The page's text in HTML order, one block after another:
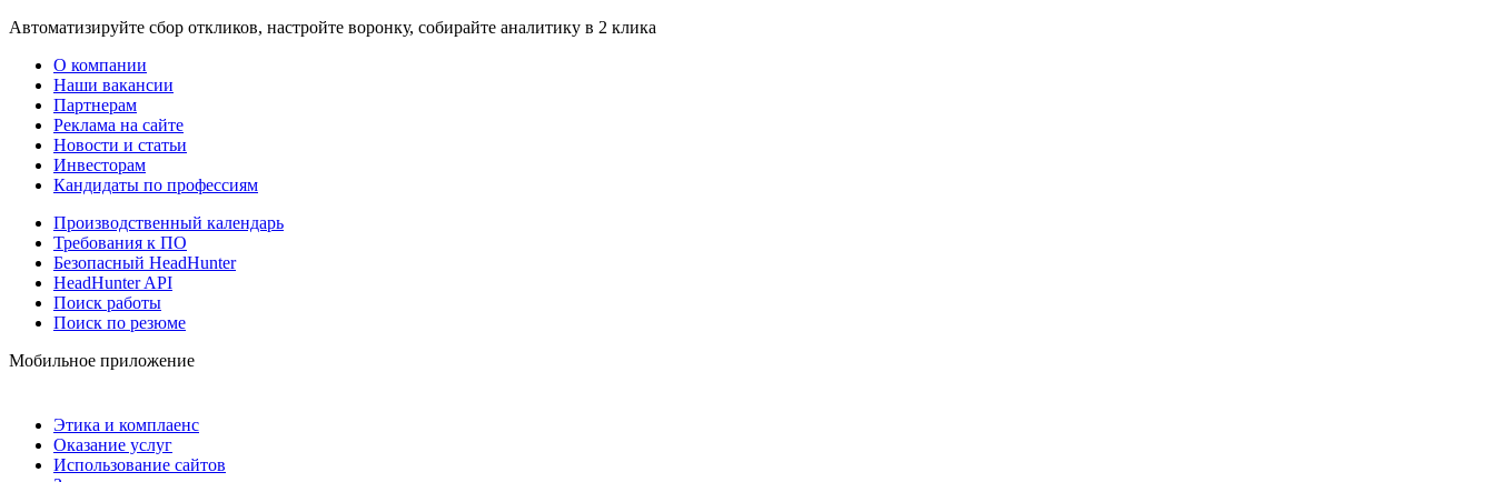
Автоматизируйте сбор откликов, настройте воронку, собирайте аналитику в 2 клика
О компании
Наши вакансии
Партнерам
Реклама на сайте
Новости и статьи
Инвесторам
Кандидаты по профессиям
Производственный календарь
Требования к ПО
Безопасный HeadHunter
HeadHunter API
Поиск работы
Поиск по резюме
Мобильное приложение
Этика и комплаенс
Оказание услуг
Использование сайтов